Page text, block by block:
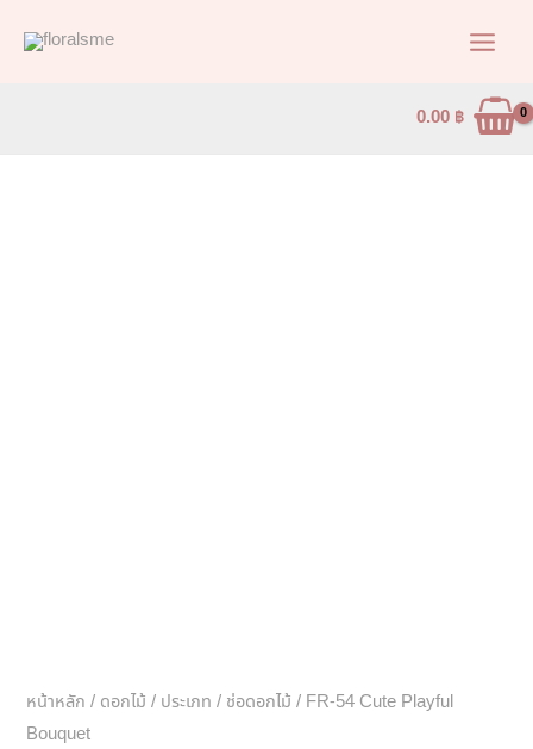
0.00 ฿
หน้าหลัก / ดอกไม้ / ประเภท / ช่อดอกไม้ / FR-54 Cute Playful
Bouquet